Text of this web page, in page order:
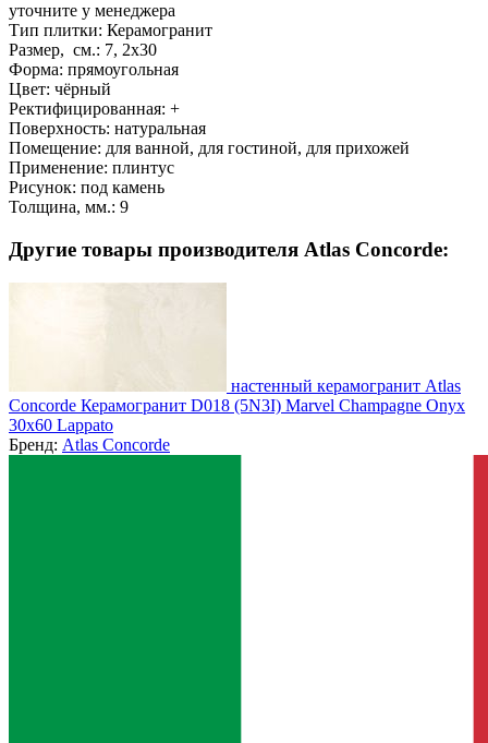
уточните у менеджера
Тип плитки: Керамогранит
Размер, см.: 7, 2x30
Форма: прямоугольная
Цвет: чёрный
Ректифицированная: +
Поверхность: натуральная
Помещение: для ванной, для гостиной, для прихожей
Применение: плинтус
Рисунок: под камень
Толщина, мм.: 9
Другие товары производителя Atlas Concorde:
настенный керамогранит Atlas
Concorde Керамогранит D018 (5N3I) Marvel Champagne Onyx
30x60 Lappato
Бренд: Atlas Concorde